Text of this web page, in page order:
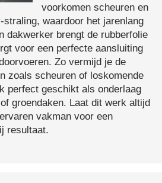
voorkomen scheuren en
straling, waardoor het jarenlang
dakwerker brengt de rubberfolie
voor een perfecte aansluiting
Zo vermijd je de
zoals scheuren of loskomende
perfect geschikt als onderlaag
groendaken. Laat dit werk altijd
vakman voor een
resultaat.